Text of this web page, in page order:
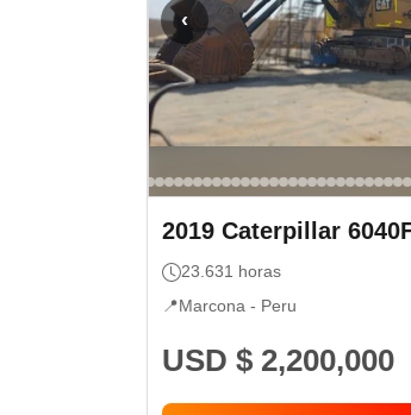
‹
2019 Caterpillar
23.631 horas
📍Marcona - Peru
USD $ 2,200,000